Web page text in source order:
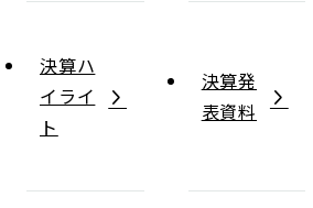
決算ハ
イライ
ト
決算発
表資料